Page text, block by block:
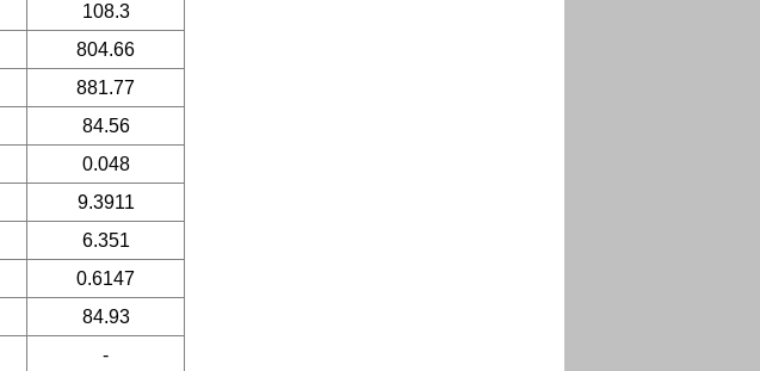
108.3
804.66
881.77
84.56
0.048
9.3911
6.351
0.6147
84.93
-